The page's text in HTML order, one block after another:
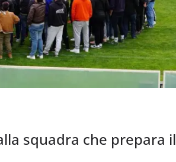
squadra che prepara il